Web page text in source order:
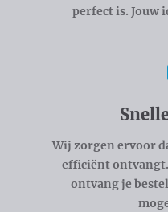
perfect is. Jouw
Wij zorgen ervoor
efficiënt ontvangt.
ontvang je